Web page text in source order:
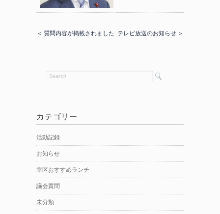
＜ 質問内容が掲載されました テレビ放送のお知らせ ＞
カテゴリー
活動記録
お知らせ
幸区おすすめランチ
議会質問
未分類